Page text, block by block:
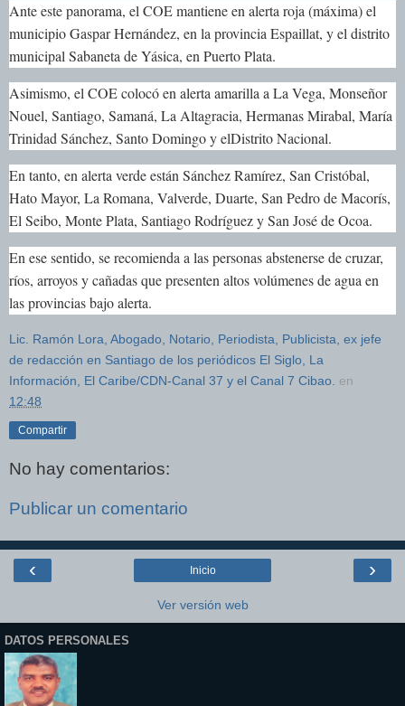
Ante este panorama, el COE mantiene en alerta roja (máxima) el
municipio Gaspar Hernández, en la provincia Espaillat, y el distrito
municipal Sabaneta de Yásica, en Puerto Plata.
Asimismo, el COE colocó en alerta amarilla a La Vega, Monseñor
Nouel, Santiago, Samaná, La Altagracia, Hermanas Mirabal, María
Trinidad Sánchez, Santo Domingo y elDistrito Nacional.
En tanto, en alerta verde están Sánchez Ramírez, San Cristóbal,
Hato Mayor, La Romana, Valverde, Duarte, San Pedro de Macorís,
El Seibo, Monte Plata, Santiago Rodríguez y San José de Ocoa.
En ese sentido, se recomienda a las personas abstenerse de cruzar,
ríos, arroyos y cañadas que presenten altos volúmenes de agua en
las provincias bajo alerta.
Lic. Ramón Lora, Abogado, Notario, Periodista, Publicista, ex jefe
de redacción en Santiago de los periódicos El Siglo, La
Información, El Caribe/CDN-Canal 37 y el Canal 7 Cibao. en
12:48
Compartir
No hay comentarios:
Publicar un comentario
‹ ›
Inicio
Ver versión web
DATOS PERSONALES